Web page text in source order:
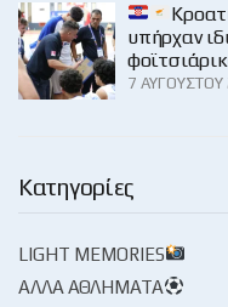
υπήρχαν
7 ΑΥΓΟΎΣΤΟΥ
Κατηγορίες
LIGHT MEMORIES
ΆΛΛΑ ΑΘΛΉΜΑΤΑ